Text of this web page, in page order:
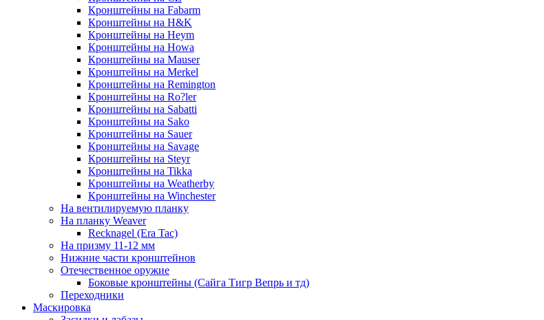
Кронштейны на Fabarm
Кронштейны на H&K
Кронштейны на Heym
Кронштейны на Howa
Кронштейны на Mauser
Кронштейны на Merkel
Кронштейны на Remington
Кронштейны на Ro?ler
Кронштейны на Sabatti
Кронштейны на Sako
Кронштейны на Sauer
Кронштейны на Savage
Кронштейны на Steyr
Кронштейны на Tikka
Кронштейны на Weatherby
Кронштейны на Winchester
На вентилируемую планку
На планку Weaver
Recknagel (Era Tac)
На призму 11-12 мм
Нижние части кронштейнов
Отечественное оружие
Боковые кронштейны (Сайга Тигр Вепрь и тд)
Переходники
Маскировка